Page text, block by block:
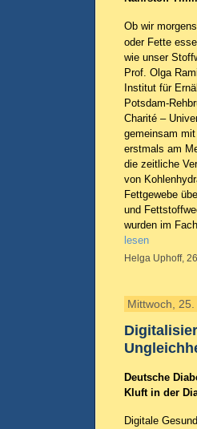
Ob wir
oder Fette
wie unser
Prof. Olga
Institut für
Potsdam-
Charité –
gemeinsam
erstmals am
die zeitliche
von
Fettgewebe
und
wurden im
lesen
Helga Uphoff,
Mittwoch,
Deutsche
Kluft in der
Digitale